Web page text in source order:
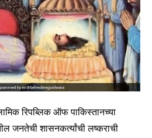
रिपब्लिक ऑफ पाकिस्तानच्या
जनतेची शासनकर्त्यांची लष्कराची